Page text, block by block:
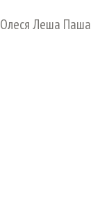
Олеся Леша Паша